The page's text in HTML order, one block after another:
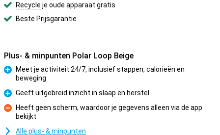
Recycle je oude apparaat gratis
Beste Prijsgarantie
Plus- & minpunten Polar Loop Beige
Pluspunt
Meet je activiteit 24/7, inclusief stappen, calorieën en
beweging
Pluspunt
Geeft uitgebreid inzicht in slaap en herstel
Minpunt
Heeft geen scherm, waardoor je gegevens alleen via de app
bekijkt
Alle plus- & minpunten